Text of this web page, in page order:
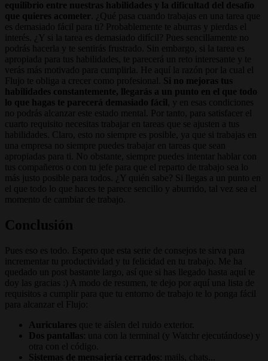
equilibrio entre nuestras habilidades y la dificultad del desafío
que quieres acometer
. ¿Qué pasa cuando trabajas en una tarea que
es demasiado fácil para ti? Probablemente te aburras y pierdas el
interés. ¿Y si la tarea es demasiado difícil? Pues sencillamente no
podrás hacerla y te sentirás frustrado. Sin embargo, si la tarea es
apropiada para tus habilidades, te parecerá un reto interesante y te
verás más motivado para cumplirla. He aquí la razón por la cual el
Flujo te obliga a crecer como profesional. Si no mejoras tus
habilidades constantemente, llegarás a un punto en el que todo
lo que hagas te parecerá demasiado fácil , y en esas condiciones
no podrás alcanzar este estado mental. Por tanto, para satisfacer el
cuarto requisito necesitas trabajar en tareas que se ajusten a tus
habilidades. Claro, esto no siempre es posible, ya que si trabajas en
una empresa no siempre puedes trabajar en tareas que sean
apropiadas para ti. No obstante, siempre puedes intentar hablar con
tus compañeros o con tu jefe para que el reparto de trabajo sea lo
más justo posible para todos. ¿Y quién sabe? Si llegas a un punto en
el que todo lo que haces te parece sencillo y aburrido, tal vez sea el
momento de cambiar de trabajo.
Conclusión
Pues eso es todo. Espero que esta serie de consejos te sirva para
incrementar tu productividad y tu felicidad en tu trabajo. Me ha
quedado un post bastante largo, así que si has llegado hasta aquí te
doy las gracias :) A modo de resumen, te dejo por aquí una lista de
requisitos a cumplir para que tu entorno de trabajo te lo ponga fácil
para alcanzar el Flujo:
Auriculares que te aíslen del ruido exterior.
Dos pantallas : una con la terminal (y Watchr ejecutándose) y
otra con el código.
Sistemas de mensajería cerrados : mails, chats...